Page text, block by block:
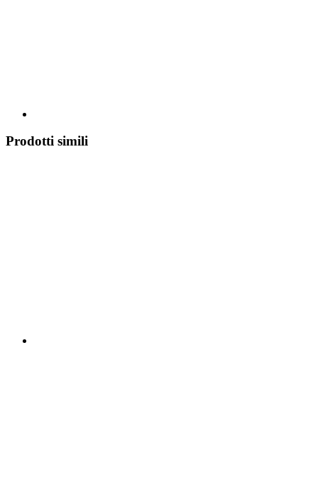
Prodotti simili